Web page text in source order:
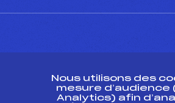
ESPACE PRESSE
Nous utilisons des
mesure d’audience
Analytics) afin